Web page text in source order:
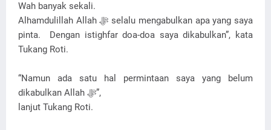
Wah banyak sekali.
Alhamdulillah Allah ﷻ selalu mengabulkan apa yang saya
pinta. Dengan istighfar doa-doa saya dikabulkan”, kata
Tukang Roti.
“Namun ada satu hal permintaan saya yang belum
dikabulkan Allah ﷻ”,
lanjut Tukang Roti.